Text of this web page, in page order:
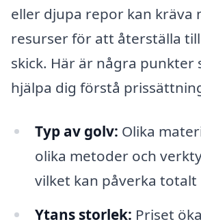
eller djupa repor kan kräva
resurser för att återställa
skick. Här är några punkter
hjälpa dig förstå
Typ av golv: Olika
olika metoder och
vilket kan påverka totalt
Ytans storlek: Priset